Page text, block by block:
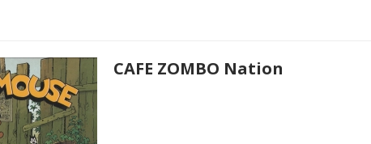
CAFE ZOMBO Nation